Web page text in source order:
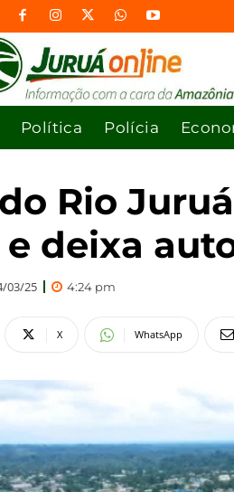
Política Polícia
Rio
e deixa
03/25 4:24 pm
X WhatsApp